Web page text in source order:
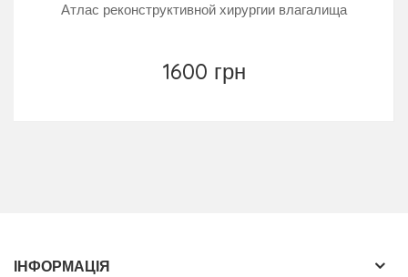
Атлас реконструктивной хирургии влагалища
1600 грн
ІНФОРМАЦІЯ